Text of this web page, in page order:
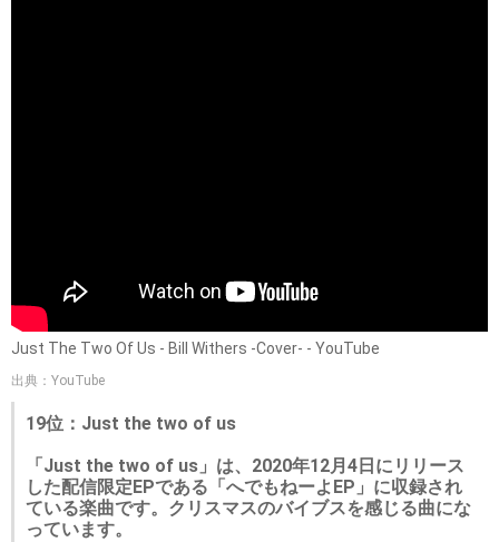
Just The Two Of Us - Bill Withers -Cover- - YouTube
出典：YouTube
19位：Just the two of us
「Just the two of us」は、2020年12月4日にリリース
した配信限定EPである「へでもねーよEP」に収録され
ている楽曲です。クリスマスのバイブスを感じる曲にな
っています。